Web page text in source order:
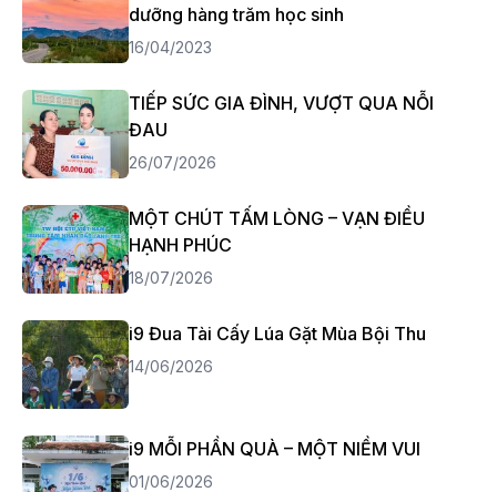
dưỡng hàng trăm học sinh
16/04/2023
TIẾP SỨC GIA ĐÌNH, VƯỢT QUA NỖI
ĐAU
26/07/2026
MỘT CHÚT TẤM LÒNG – VẠN ĐIỀU
HẠNH PHÚC
18/07/2026
i9 Đua Tài Cấy Lúa Gặt Mùa Bội Thu
14/06/2026
i9 MỖI PHẦN QUÀ – MỘT NIỀM VUI
01/06/2026